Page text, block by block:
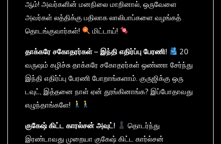
ஆம்! அவர்களின் மனநிலை மாறினால், ஒருவேளை
அவர்கள் லத்திக்கு பதிலாக லாலிபாப்களை வழங்கத்
தொடங்குவார்கள்!
மிட்டாய்!
தாக்கரே சகோதரர்கள் – இந்தி எதிர்ப்பு பேரணி!
20
வருஷம் கழிச்சு தாக்கரே சகோதரர்கள் ஒண்ணா சேர்ந்து
இந்தி எதிர்ப்பு பேரணி போறாங்களாம். குருஜிக்கு ஒரு
டவுட், இத்தனை நாள் ஏன் தூங்கினாங்க? இப்போதாவது
எழுந்தாங்களே!
குகேஷ் கிட்ட காரல்சன் அவுட்!
தொடர்ந்து
இரண்டாவது முறையா குகேஷ் கிட்ட கார்ல்சன்